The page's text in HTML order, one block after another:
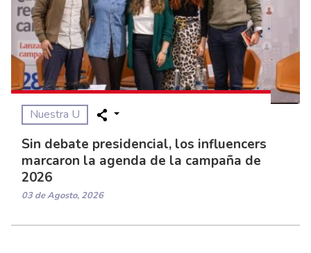
Nuestra U
Sin debate presidencial, los influencers
marcaron la agenda de la campaña de
2026
03 de Agosto, 2026